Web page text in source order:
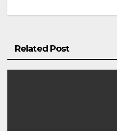
Related Post